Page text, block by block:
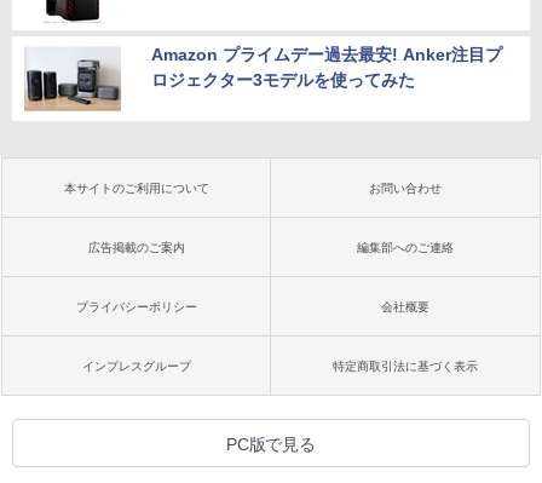
Amazon プライムデー過去最安! Anker注目プ
ロジェクター3モデルを使ってみた
本サイトのご利用について お問い合わせ
広告掲載のご案内 編集部へのご連絡
プライバシーポリシー 会社概要
インプレスグループ 特定商取引法に基づく表示
PC版で見る